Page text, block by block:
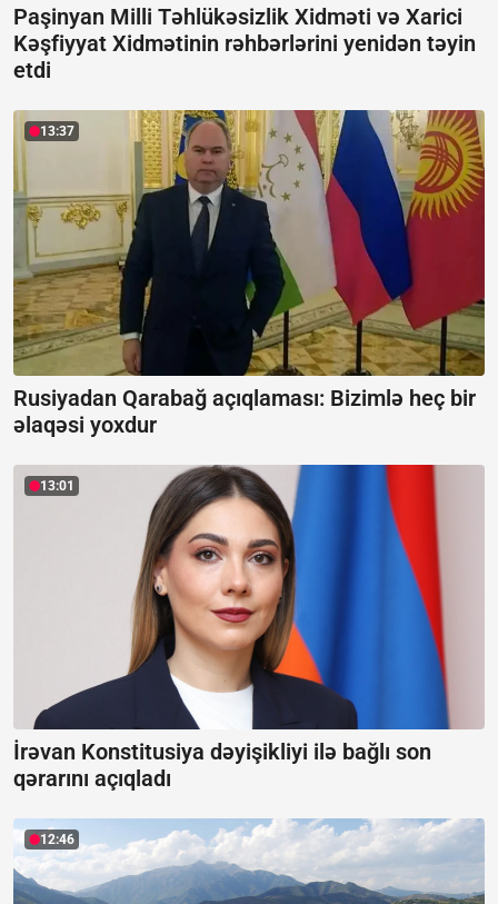
Paşinyan Milli Təhlükəsizlik Xidməti və Xarici
Kəşfiyyat Xidmətinin rəhbərlərini yenidən təyin
etdi
13:37
Rusiyadan Qarabağ açıqlaması: Bizimlə heç bir
əlaqəsi yoxdur
13:01
İrəvan Konstitusiya dəyişikliyi ilə bağlı son
qərarını açıqladı
12:46